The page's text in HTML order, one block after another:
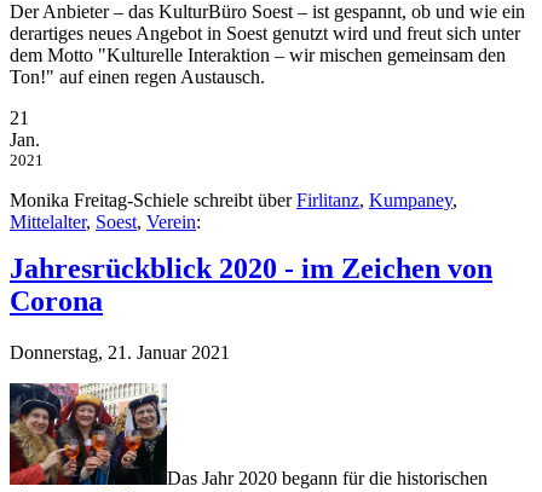
Der Anbieter – das KulturBüro Soest – ist gespannt, ob und wie ein
derartiges neues Angebot in Soest genutzt wird und freut sich unter
dem Motto "Kulturelle Interaktion – wir mischen gemeinsam den
Ton!" auf einen regen Austausch.
21
Jan.
2021
Monika Freitag-Schiele schreibt überFirlitanz, Kumpaney,
Mittelalter, Soest, Verein:
Jahresrückblick 2020 - im Zeichen von
Corona
Donnerstag, 21. Januar 2021
Das Jahr 2020 begann für die historischen